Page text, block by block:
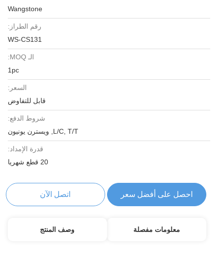
Wangstone
رقم الطراز:
WS-CS131
الـ MOQ:
1pc
السعر:
قابل للتفاوض
شروط الدفع:
L/C, T/T, ويسترن يونيون
قدرة الإمداد:
20 قطع شهريا
احصل على أفضل سعر اتصل الآن
معلومات مفصلة وصف المنتج